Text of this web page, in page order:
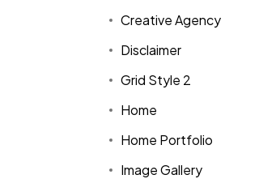
Creative Agency
Disclaimer
Grid Style 2
Home
Home Portfolio
Image Gallery